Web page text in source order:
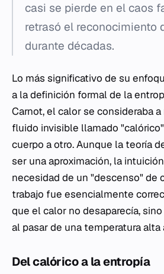
casi se pierde en el caos
retrasó el reconocimiento
durante décadas.
Lo más significativo de su
a la definición formal de la
Carnot, el calor se consideraba
fluido invisible llamado
cuerpo a otro. Aunque la teoría
ser una aproximación, la
necesidad de un "descenso" de
trabajo fue esencialmente
que el calor no desaparecía,
al pasar de una temperatura alta
Del calórico a la entropía